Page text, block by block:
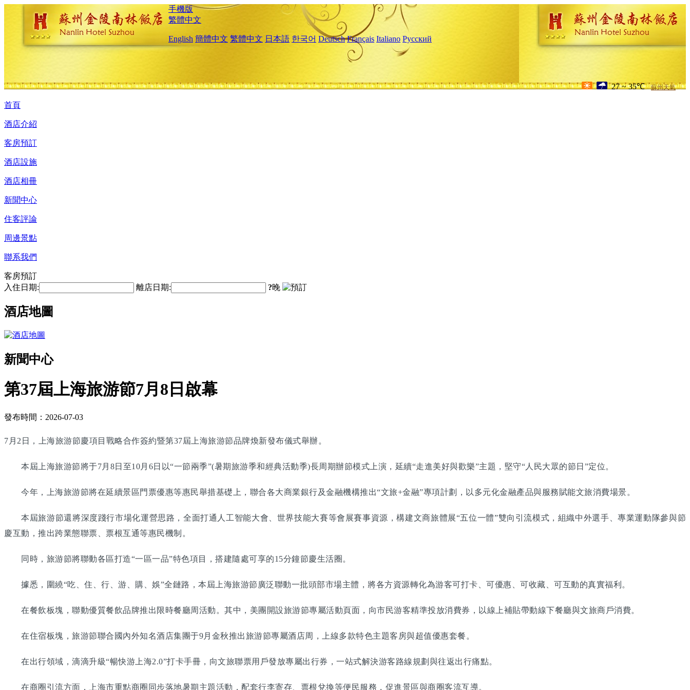
手機版
繁體中文
English 簡體中文 繁體中文 日本語 한국어 Deutsch Français Italiano Русский
27 ~ 35℃ 蘇州天氣
首頁
酒店介紹
客房預訂
酒店設施
酒店相冊
新聞中心
住客評論
周邊景點
聯系我們
客房預訂
入住日期:
離店日期: ?晚
酒店地圖
新聞中心
第37屆上海旅游節7月8日啟幕
發布時間：2026-07-03
7月2日，上海旅游節慶項目戰略合作簽約暨第37屆上海旅游節品牌煥新發布儀式舉辦。
本屆上海旅游節將于7月8日至10月6日以“一節兩季”(暑期旅游季和經典活動季)長周期辦節模式上演，延續“走進美好與歡樂”主題，堅守“人民大眾的節日”定位。
今年，上海旅游節將在延續景區門票優惠等惠民舉措基礎上，聯合各大商業銀行及金融機構推出“文旅+金融”專項計劃，以多元化金融產品與服務賦能文旅消費場景。
本屆旅游節還將深度踐行市場化運營思路，全面打通人工智能大會、世界技能大賽等會展賽事資源，構建文商旅體展“五位一體”雙向引流模式，組織中外選手、專業運動隊參與節
慶互動，推出跨業態聯票、票根互通等惠民機制。
同時，旅游節將聯動各區打造“一區一品”特色項目，搭建隨處可享的15分鐘節慶生活圈。
據悉，圍繞“吃、住、行、游、購、娛”全鏈路，本屆上海旅游節廣泛聯動一批頭部市場主體，將各方資源轉化為游客可打卡、可優惠、可收藏、可互動的真實福利。
在餐飲板塊，聯動優質餐飲品牌推出限時餐廳周活動。其中，美團開設旅游節專屬活動頁面，向市民游客精準投放消費券，以線上補貼帶動線下餐廳與文旅商戶消費。
在住宿板塊，旅游節聯合國內外知名酒店集團于9月金秋推出旅游節專屬酒店周，上線多款特色主題客房與超值優惠套餐。
在出行領域，滴滴升級“暢快游上海2.0”打卡手冊，向文旅聯票用戶發放專屬出行券，一站式解決游客路線規劃與往返出行痛點。
在商圈引流方面，上海市重點商圈同步落地暑期主題活動，配套行李寄存、票根兌換等便民服務，促進景區與商圈客流互導。